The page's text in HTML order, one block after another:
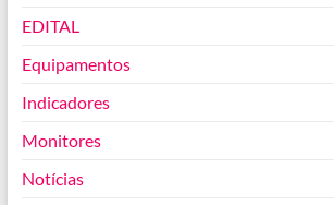
EDITAL
Equipamentos
Indicadores
Monitores
Notícias